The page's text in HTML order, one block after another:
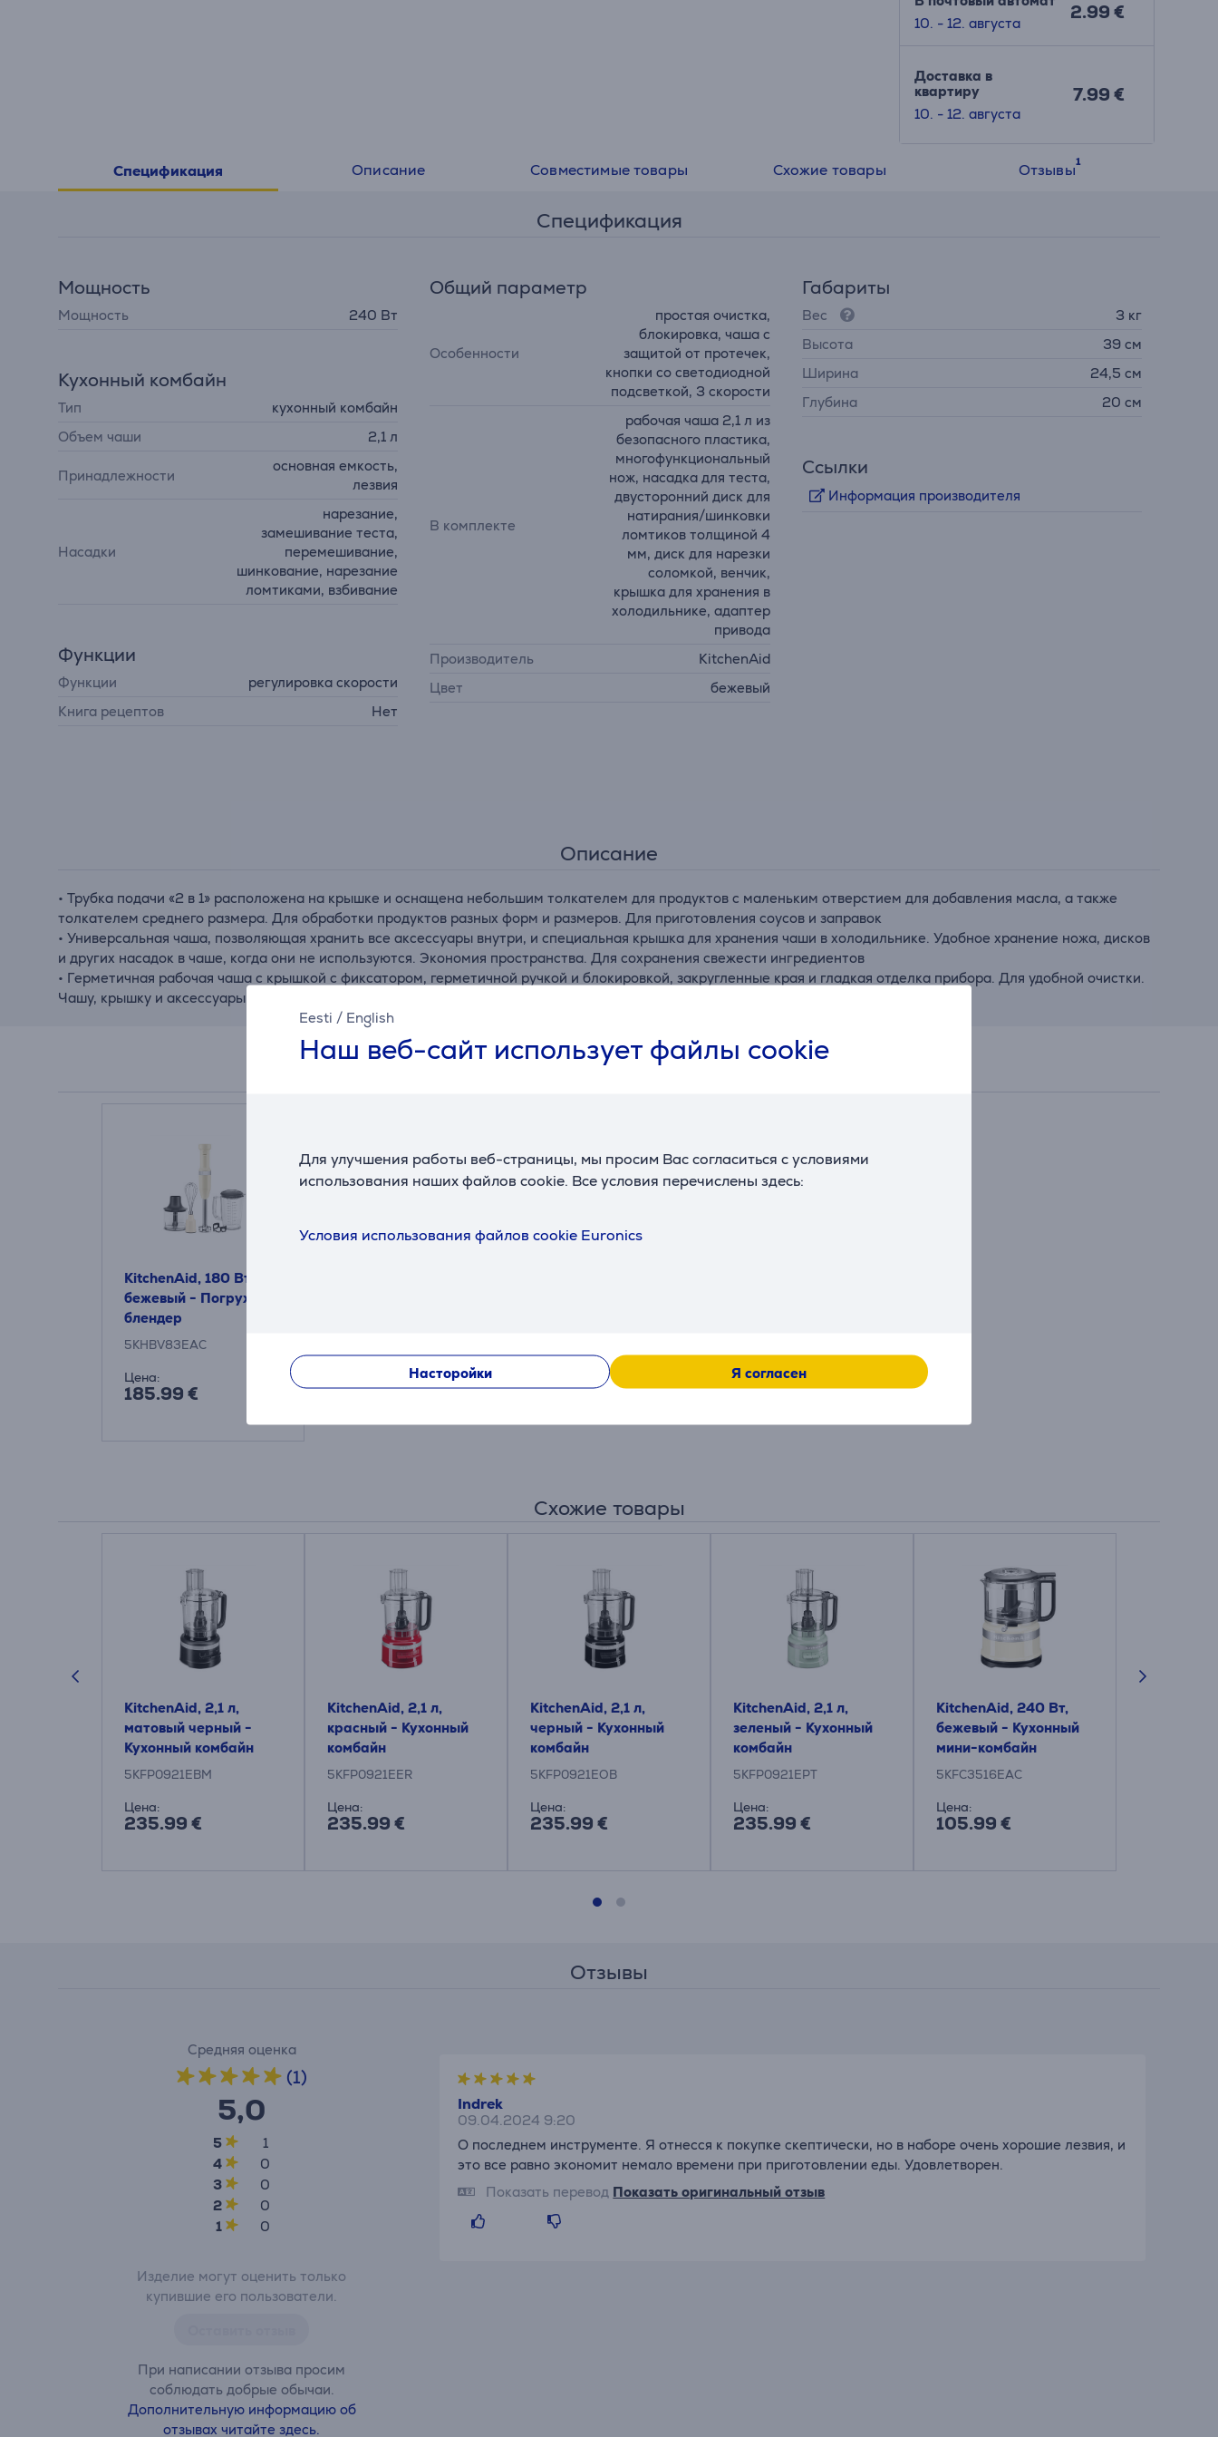
Eesti / English
Наш веб-сайт использует файлы cookie
Для улучшения работы веб-страницы, мы просим Вас согласиться с условиями
использования наших файлов cookie. Все условия перечислены здесь:
Условия использования файлов cookie Euronics
Насторойки Я согласен
10. - 12. августа
2.99 €
Доставка в
квартиру
10. - 12. августа
7.99 €
Спецификация Описание Совместимые товары Схожие товары Отзывы
Спецификация
Мощность
Мощность 240 Вт
Кухонный комбайн
Тип
кухонный комбайн
Объем чаши
2,1 л
Принадлежности
основная емкость,
лезвия
Насадки
нарезание,
замешивание теста,
перемешивание,
шинкование, нарезание
ломтиками, взбивание
Функции
Функции
регулировка скорости
Книга рецептов
Нет
Общий параметр
Особенности
простая очистка,
блокировка, чаша с
защитой от протечек,
кнопки со светодиодной
подсветкой, 3 скорости
В комплекте
рабочая чаша 2,1 л из
безопасного пластика,
многофункциональный
нож, насадка для теста,
двусторонний диск для
натирания/шинковки
ломтиков толщиной 4
мм, диск для нарезки
соломкой, венчик,
крышка для хранения в
холодильнике, адаптер
привода
Производитель
KitchenAid
Цвет
бежевый
Габариты
Вес
3 кг
Высота
39 см
Ширина
24,5 см
Глубина
20 см
Ссылки
Информация производителя
Описание
• Трубка подачи «2 в 1» расположена на крышке и оснащена небольшим толкателем для продуктов с маленьким отверстием для добавления масла, а также
толкателем среднего размера. Для обработки продуктов разных форм и размеров. Для приготовления соусов и заправок
• Универсальная чаша, позволяющая хранить все аксессуары внутри, и специальная крышка для хранения чаши в холодильнике. Удобное хранение ножа, дисков
и других насадок в чаше, когда они не используются. Экономия пространства. Для сохранения свежести ингредиентов
• Герметичная рабочая чаша с крышкой с фиксатором, герметичной ручкой и блокировкой, закругленные края и гладкая отделка прибора. Для удобной очистки.
Чашу, крышку и аксессуары можно мыть в посудомоечной машине
KitchenAid, 180 Вт,
бежевый - Погружной
блендер
5KHBV83EAC
Цена:
185.99 €
Схожие товары
KitchenAid, 2,1 л,
матовый черный -
Кухонный комбайн
5KFP0921EBM
Цена:
235.99 €
KitchenAid, 2,1 л,
красный - Кухонный
комбайн
5KFP0921EER
Цена:
235.99 €
KitchenAid, 2,1 л,
черный - Кухонный
комбайн
5KFP0921EOB
Цена:
235.99 €
KitchenAid, 2,1 л,
зеленый - Кухонный
комбайн
5KFP0921EPT
Цена:
235.99 €
KitchenAid, 240 Вт,
бежевый - Кухонный
мини-комбайн
5KFC3516EAC
Цена:
105.99 €
Отзывы
Средняя оценка
(1)
5,0
5
1
4
0
3
0
2
0
1
0
Изделие могут оценить только
купившие его пользователи.
При написании отзыва просим
соблюдать добрые обычаи.
Дополнительную информацию об
отзывах читайте здесь.
Indrek
09.04.2024 9:20
О последнем инструменте. Я отнесся к покупке скептически, но в наборе очень хорошие лезвия, и
это все равно экономит немало времени при приготовлении еды. Удовлетворен.
Показать перевод Показать оригинальный отзыв